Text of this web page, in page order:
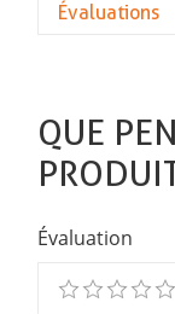
Évaluations
QUE
Évaluation